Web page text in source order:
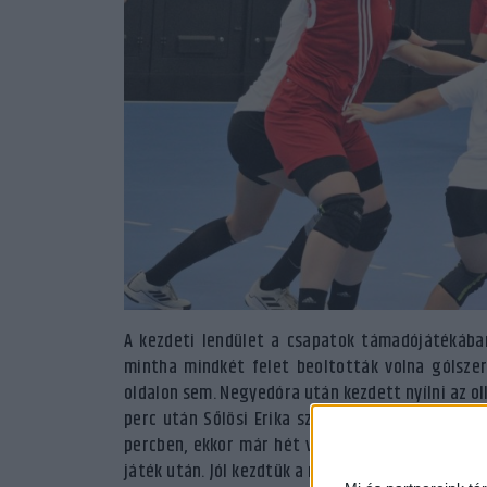
A kezdeti lendület a csapatok
mintha mindkét felet beoltották volna
oldalon sem. Negyedóra után kezdett nyílni az
perc után Sőlösi Erika szerezte a mieink
percben, ekkor már hét volt a különbség.
játék után. Jól kezdtük a második játékrészt, a